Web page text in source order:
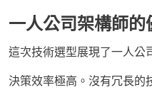
一人公司架構師的
這次技術選型展現了一人公
決策效率極高。沒有冗長的